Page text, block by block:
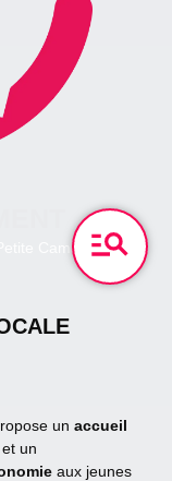
Camargue.
unaccueil
et un
aux jeunes